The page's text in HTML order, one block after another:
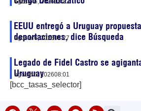
agosto 6, 202613:22
EEUU entregó a Uruguay
deportaciones, dice Búsqueda
agosto 6, 202608:27
Legado de Fidel Castro se
Uruguay
agosto 6, 202608:01
[bcc_tasas_selector]